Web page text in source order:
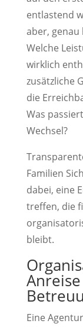
entlastend
aber, genau
Welche
wirklich
zusätzliche
die
Was
Wechsel?
Familien
dabei, eine
treffen, die
bleibt.
Eine